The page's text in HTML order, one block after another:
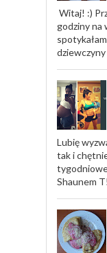
Witaj! :)
godziny na
dziewczyny
Lubię
tak i
Shaunem